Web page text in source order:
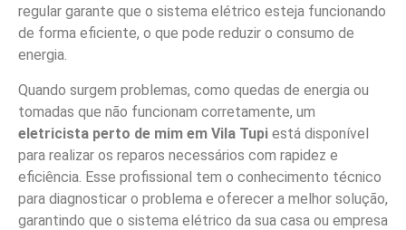
regular garante que o sistema elétrico esteja funcionando
de forma eficiente, o que pode reduzir o consumo de
energia.
Quando surgem problemas, como quedas de energia ou
tomadas que não funcionam corretamente, um
eletricista perto de mim em Vila Tupi está disponível
para realizar os reparos necessários com rapidez e
eficiência. Esse profissional tem o conhecimento técnico
para diagnosticar o problema e oferecer a melhor solução,
garantindo que o sistema elétrico da sua casa ou empresa